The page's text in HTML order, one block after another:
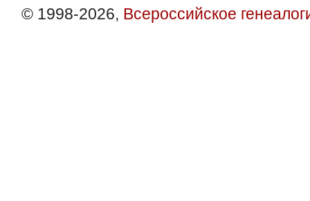
© 1998-2026, Всероссийское